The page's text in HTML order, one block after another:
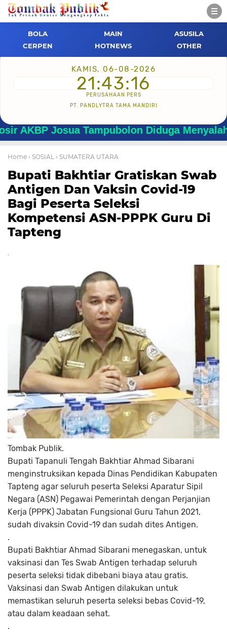
BOLA MAIN
ASUSILA
CERPEN
HOTNEWS OTHER
KAMIS, 06-08-2026
21:43:16
PERUSAHAAN PERS
PT. PANDLYTRA TAMA MANDIRI
Josua Tampubolon Diduga
Home › SOSIAL › SUMATERA UTARA
Bupati Bakhtiar Gratiskan Swab
Antigen Dan Vaksin Covid-19
Bagi Peserta Seleksi
Kompetensi ASN-PPPK Guru Di
Tapteng
Tombak Publik.
Bupati Tapanuli Tengah Bakhtiar Ahmad Sibarani
menginstruksikan kepada Dinas Pendidikan Kabupaten
Tapteng agar seluruh peserta Seleksi Aparatur Sipil
Negara (ASN) Pegawai Pemerintah dengan Perjanjian
Kerja (PPPK) Jabatan Fungsional Guru Tahun 2021,
sudah divaksin Covid-19 dan sudah dites Antigen.
.
Bupati Bakhtiar Ahmad Sibarani menegaskan, untuk
vaksinasi dan Tes Swab Antigen terhadap seluruh
peserta seleksi tidak dibebani biaya atau gratis.
Vaksinasi dan Swab Antigen dilakukan untuk
memastikan seluruh peserta seleksi bebas Covid-19,
atau dalam keadaan sehat.
.